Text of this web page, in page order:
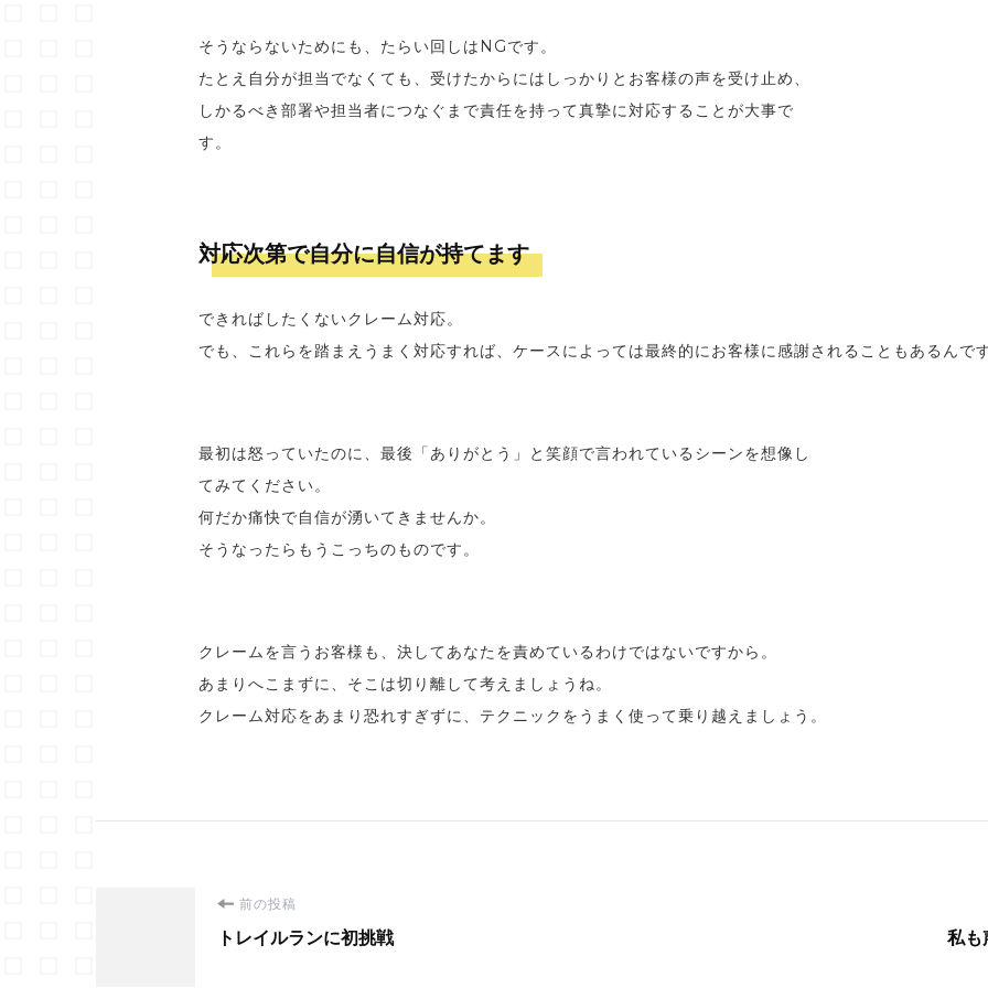
そうならないためにも、たらい回しはNGです。
たとえ自分が担当でなくても、受けたからにはしっかりとお客様の声を受け止め、
しかるべき部署や担当者につなぐまで責任を持って真摯に対応することが大事で
す。
対応次第で自分に自信が持てます
できればしたくないクレーム対応。
でも、これらを踏まえうまく対応すれば、ケースによっては最終的にお客様に感謝されることもあるんで
最初は怒っていたのに、最後「ありがとう」と笑顔で言われているシーンを想像し
てみてください。
何だか痛快で自信が湧いてきませんか。
そうなったらもうこっちのものです。
クレームを言うお客様も、決してあなたを責めているわけではないですから。
あまりへこまずに、そこは切り離して考えましょうね。
クレーム対応をあまり恐れすぎずに、テクニックをうまく使って乗り越えましょう。
前の投稿
トレイルランに初挑戦 私も